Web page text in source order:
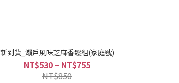
新到貨_瀨戶風味芝麻香鬆組(家庭號)
NT$530 ~ NT$755
NT$850